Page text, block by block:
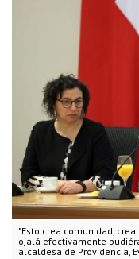
"Esto crea comunidad,
ojalá efectivamente
alcaldesa de Providencia,